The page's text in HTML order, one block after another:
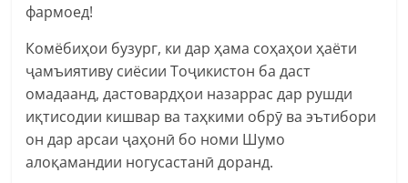
фармоед!
Комёбиҳои бузург, ки дар ҳама соҳаҳои ҳаёти
ҷамъиятиву сиёсии Тоҷикистон ба даст
омадаанд, дастовардҳои назаррас дар рушди
иқтисодии кишвар ва таҳкими обрӯ ва эътибори
он дар арсаи ҷаҳонӣ бо номи Шумо
алоқамандии ногусастанӣ доранд.